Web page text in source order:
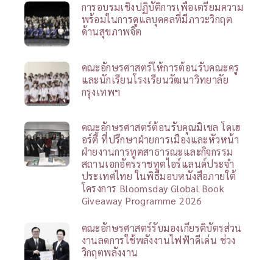
การอบรมเชิงปฏิบัติการเพื่อเตรียมความ
พร้อมในการดูแลบุคคลที่มีภาวะวิกฤต
ด้านสุขภาพจิต
คณะอักษรศาสตร์ให้การต้อนรับคณะครู
และนักเรียนโรงเรียนวัฒนาวิทยาลัย
กรุงเทพฯ
คณะอักษรศาสตร์ต้อนรับคุณมิเชล โดเฮ
อร์ตี้ ที่ปรึกษาฝ่ายการเมืองและหัวหน้า
ฝ่ายงานการทูตสาธารณะและกิจกรรม
สถานเอกอัครราชทูตไอร์แลนด์ประจำ
ประเทศไทย ในพิธีมอบหนังสือภายใต้
โครงการ Bloomsday Global Book
Giveaway Programme 2026
คณะอักษรศาสตร์รับมองเกียรติบัตรส่วน
งานลดการใช้พลังงานไฟฟ้าดีเด่น ช่วง
วิกฤตพลังงาน